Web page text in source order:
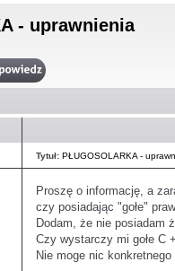
- uprawnienia
Odpowiedz
Tytuł: PŁUGOSOLARKA -
Proszę o informację, a
czy posiadając "gołe"
Dodam, że nie posiadam
Czy wystarczy mi gołe C
Nie moge nic